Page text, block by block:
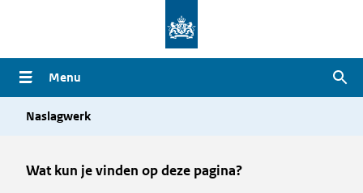
naar
de
inhoud
Menu
Naslagwerk
Wat kun je vinden op deze pagina?